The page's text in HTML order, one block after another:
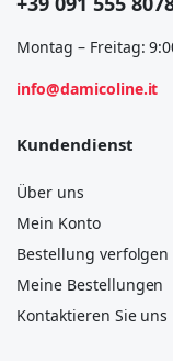
Montag – Freitag:
info@damicoline.it
Kundendienst
Über uns
Mein Konto
Bestellung verfolgen
Meine Bestellungen
Kontaktieren Sie uns